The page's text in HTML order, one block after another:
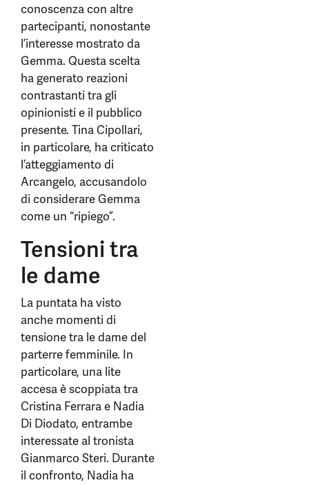
conoscenza con altre
partecipanti, nonostante
l’interesse mostrato da
Gemma. Questa scelta
ha generato reazioni
contrastanti tra gli
opinionisti e il pubblico
presente. Tina Cipollari,
in particolare, ha criticato
l’atteggiamento di
Arcangelo, accusandolo
di considerare Gemma
come un “ripiego”.
Tensioni tra
le dame
La puntata ha visto
anche momenti di
tensione tra le dame del
parterre femminile. In
particolare, una lite
accesa è scoppiata tra
Cristina Ferrara e Nadia
Di Diodato, entrambe
interessate al tronista
Gianmarco Steri. Durante
il confronto, Nadia ha